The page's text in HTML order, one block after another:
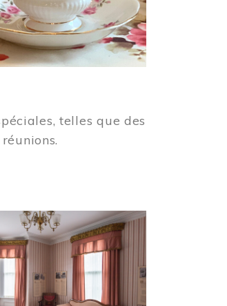
telles que des